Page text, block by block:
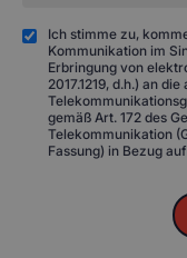
Ich stimme zu,
Kommunikation im
Erbringung von
2017.1219, d.h.) an
gemäß Art. 172 des
Telekommunikation
Fassung) in Bezug